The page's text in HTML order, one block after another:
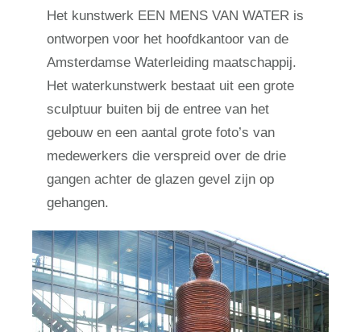
Het kunstwerk EEN MENS VAN WATER is
ontworpen voor het hoofdkantoor van de
Amsterdamse Waterleiding maatschappij.
Het waterkunstwerk bestaat uit een grote
sculptuur buiten bij de entree van het
gebouw en een aantal grote foto’s van
medewerkers die verspreid over de drie
gangen achter de glazen gevel zijn op
gehangen.